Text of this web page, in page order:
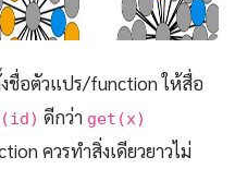
ชื่อตัวแปร/function ให้สื่อ
ดีกว่า get(x)
ควรทำสิ่งเดียวยาวไม่